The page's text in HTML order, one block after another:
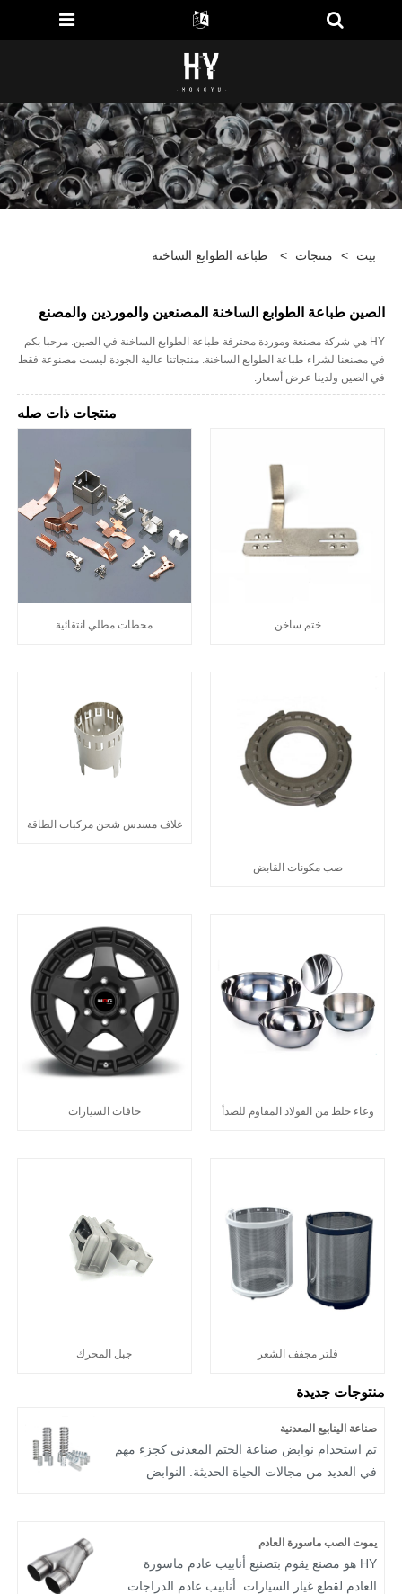
بيت > منتجات > طباعة الطوابع الساخنة
الصين طباعة الطوابع الساخنة المصنعين والموردين والمصنع
HY هي شركة مصنعة وموردة محترفة طباعة الطوابع الساخنة في الصين. مرحبا بكم
في مصنعنا لشراء طباعة الطوابع الساخنة. منتجاتنا عالية الجودة ليست مصنوعة فقط
في الصين ولدينا عرض أسعار.
منتجات ذات صله
ختم ساخن محطات مطلي انتقائية
صب مكونات القابض
غلاف مسدس شحن مركبات الطاقة
وعاء خلط من الفولاذ المقاوم للصدأ حافات السيارات
فلتر مجفف الشعر جبل المحرك
منتوجات جديدة
صناعة الينابيع المعدنية
تم استخدام نوابض صناعة الختم المعدني كجزء مهم
في العديد من مجالات الحياة الحديثة. النوابض
الأهمية لكل من المنتجات التجارية والتطبيقات
الصناعية.
يموت الصب ماسورة العادم
HY هو مصنع يقوم بتصنيع أنابيب عادم ماسورة
العادم لقطع غيار السيارات. أنابيب عادم الدراجات